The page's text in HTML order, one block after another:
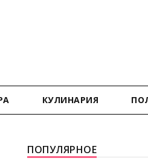
КУЛИНАРИЯ
ПОПУЛЯРНОЕ